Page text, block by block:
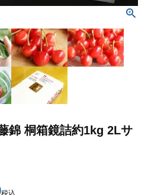
錦 桐箱鏡詰約1kg 2Lサ
税込